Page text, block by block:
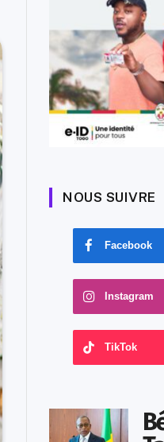
NOUS SUIVRE
Facebook
Instagram
TikTok